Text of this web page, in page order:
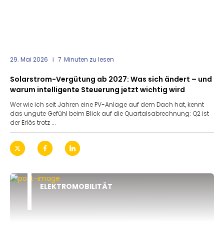
29. Mai 2026 7 Minuten zu lesen
Solarstrom-Vergütung ab 2027: Was sich ändert – und
warum intelligente Steuerung jetzt wichtig wird
Wer wie ich seit Jahren eine PV-Anlage auf dem Dach hat, kennt
das ungute Gefühl beim Blick auf die Quartalsabrechnung: Q2 ist
der Erlös trotz ...
ELEKTROMOBILITÄT